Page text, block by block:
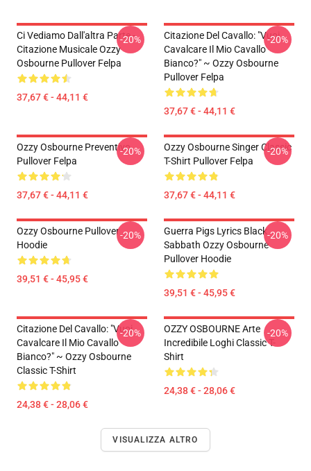
Ci Vediamo Dall'altra Parte -
Citazione Musicale Ozzy
Osbourne Pullover Felpa
37,67 € - 44,11 €
-20%
Citazione Del Cavallo: "Vuoi
Cavalcare Il Mio Cavallo
Bianco?" ~ Ozzy Osbourne
Pullover Felpa
37,67 € - 44,11 €
-20%
Ozzy Osbourne Preventivo
Pullover Felpa
37,67 € - 44,11 €
-20%
Ozzy Osbourne Singer Classic
T-Shirt Pullover Felpa
37,67 € - 44,11 €
-20%
Ozzy Osbourne Pullover
Hoodie
39,51 € - 45,95 €
-20%
Guerra Pigs Lyrics Black
Sabbath Ozzy Osbourne
Pullover Hoodie
39,51 € - 45,95 €
-20%
Citazione Del Cavallo: "Vuoi
Cavalcare Il Mio Cavallo
Bianco?" ~ Ozzy Osbourne
Classic T-Shirt
24,38 € - 28,06 €
-20%
OZZY OSBOURNE Arte
Incredibile Loghi Classic T-
Shirt
24,38 € - 28,06 €
-20%
VISUALIZZA ALTRO